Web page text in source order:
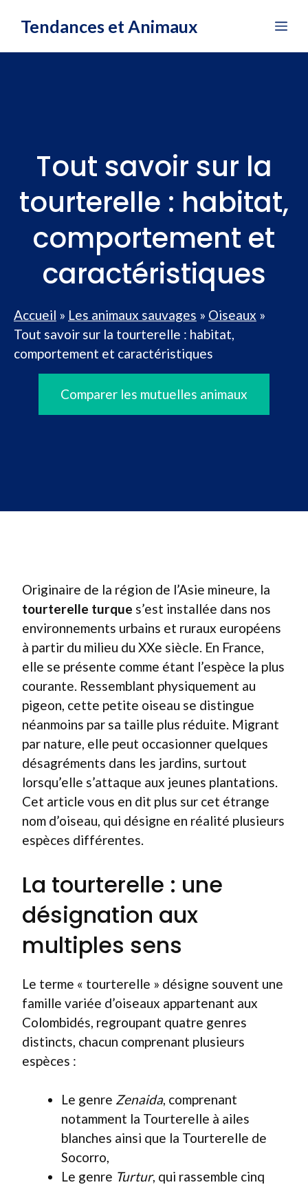
Tendances et Animaux
Tout savoir sur la
tourterelle : habitat,
comportement et
caractéristiques
Accueil » Les animaux sauvages » Oiseaux »
Tout savoir sur la tourterelle : habitat,
comportement et caractéristiques
Comparer les mutuelles animaux
Originaire de la région de l’Asie mineure, la
tourterelle turque s’est installée dans nos
environnements urbains et ruraux européens
à partir du milieu du XXe siècle. En France,
elle se présente comme étant l’espèce la plus
courante. Ressemblant physiquement au
pigeon, cette petite oiseau se distingue
néanmoins par sa taille plus réduite. Migrant
par nature, elle peut occasionner quelques
désagréments dans les jardins, surtout
lorsqu’elle s’attaque aux jeunes plantations.
Cet article vous en dit plus sur cet étrange
nom d’oiseau, qui désigne en réalité plusieurs
espèces différentes.
La tourterelle : une
désignation aux
multiples sens
Le terme « tourterelle » désigne souvent une
famille variée d’oiseaux appartenant aux
Colombidés, regroupant quatre genres
distincts, chacun comprenant plusieurs
espèces :
Le genre Zenaida, comprenant
notamment la Tourterelle à ailes
blanches ainsi que la Tourterelle de
Socorro,
Le genre Turtur, qui rassemble cinq